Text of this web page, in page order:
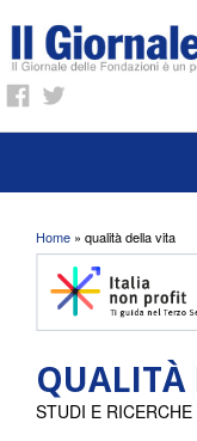
Tu sei qui
Home » qualità della vita
QUALITÀ
STUDI E RICERCHE